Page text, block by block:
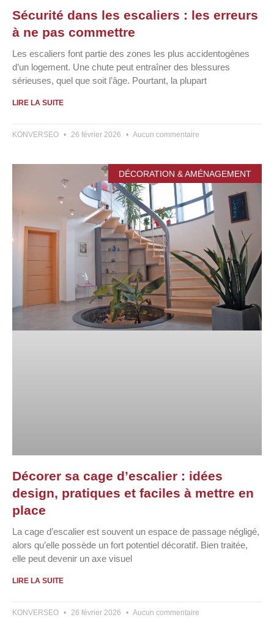
Sécurité dans les escaliers : les erreurs
à ne pas commettre
Les escaliers font partie des zones les plus accidentogènes
d’un logement. Une chute peut entraîner des blessures
sérieuses, quel que soit l’âge. Pourtant, la plupart
LIRE LA SUITE
KONVERSEO 26 février 2026 Aucun commentaire
DÉCORATION & AMÉNAGEMENT
Décorer sa cage d’escalier : idées
design, pratiques et faciles à mettre en
place
La cage d’escalier est souvent un espace de passage négligé,
alors qu’elle possède un fort potentiel décoratif. Bien traitée,
elle peut devenir un axe visuel
LIRE LA SUITE
KONVERSEO 26 février 2026 Aucun commentaire